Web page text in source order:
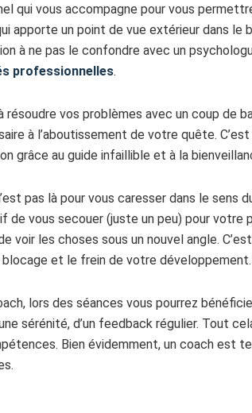
qui vous accompagne pour vous
apporte un point de vue extérieur dans le
à ne pas le confondre avec un
professionnelles.
résoudre vos problèmes avec un coup de
à l’aboutissement de votre quête.
grâce au guide infaillible et à la
pas là pour vous caresser dans le sens
de vous secouer (juste un peu) pour votre
voir les choses sous un nouvel angle.
et le frein de votre développement.
lors des séances vous pourrez
sérénité, d’un feedback régulier. Tout
Bien évidemment, un coach est